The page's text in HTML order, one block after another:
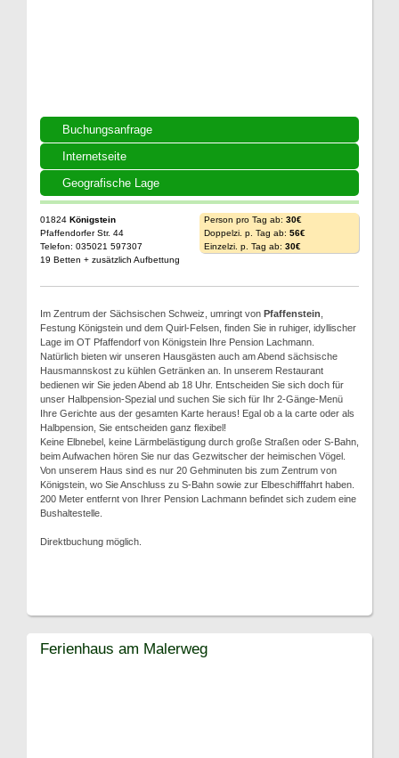
Buchungsanfrage
Internetseite
Geografische Lage
01824 Königstein
Pfaffendorfer Str. 44
Telefon: 035021 597307
19 Betten + zusätzlich Aufbettung
Person pro Tag ab: 30€
Doppelzi. p. Tag ab: 56€
Einzelzi. p. Tag ab: 30€
Im Zentrum der Sächsischen Schweiz, umringt von Pfaffenstein
Festung Königstein und dem Quirl-Felsen, finden Sie in ruhiger, idyllischer
Lage im OT Pfaffendorf von Königstein Ihre Pension Lachmann.
Natürlich bieten wir unseren Hausgästen auch am Abend sächsische
Hausmannskost zu kühlen Getränken an. In unserem Restaurant
bedienen wir Sie jeden Abend ab 18 Uhr. Entscheiden Sie sich doch für
unser Halbpension-Spezial und suchen Sie sich für Ihr 2-Gänge-Menü
Ihre Gerichte aus der gesamten Karte heraus! Egal ob a la carte oder als
Halbpension, Sie entscheiden ganz flexibel!
Keine Elbnebel, keine Lärmbelästigung durch große Straßen oder S-Bahn,
beim Aufwachen hören Sie nur das Gezwitscher der heimischen Vögel.
Von unserem Haus sind es nur 20 Gehminuten bis zum Zentrum von
Königstein, wo Sie Anschluss zu S-Bahn sowie zur Elbeschifffahrt haben.
200 Meter entfernt von Ihrer Pension Lachmann befindet sich zudem eine
Bushaltestelle.
Direktbuchung möglich.
Ferienhaus am Malerweg